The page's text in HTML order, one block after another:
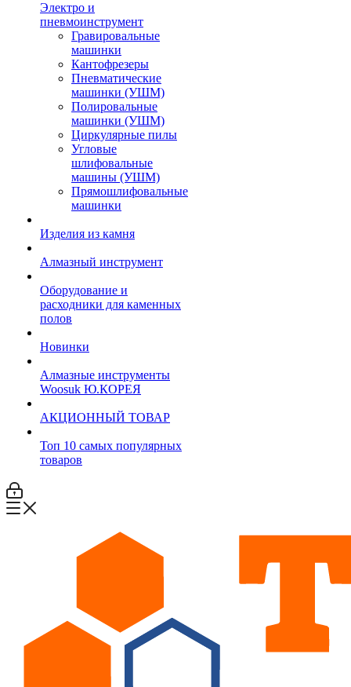
Электро и
пневмоинструмент
Гравировальные
машинки
Кантофрезеры
Пневматические
машинки (УШМ)
Полировальные
машинки (УШМ)
Циркулярные пилы
Угловые
шлифовальные
машины (УШМ)
Прямошлифовальные
машинки
Изделия из камня
Алмазный инструмент
Оборудование и
расходники для каменных
полов
Новинки
Алмазные инструменты
Woosuk Ю.КОРЕЯ
АКЦИОННЫЙ ТОВАР
Топ 10 самых популярных
товаров